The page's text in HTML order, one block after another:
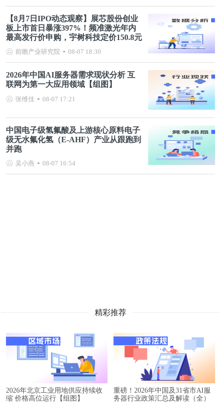
【8月7日IPO动态观察】展芯股份创业
板上市首日暴涨397%！频准激光年内
最高发行价申购，宇树科技定价150.8元
前瞻产业研究院 08-07 18:30
2026年中国AI服务器需求现状分析 互
联网为第一大应用领域【组图】
张维佳 08-07 17:21
中国电子级氢氟酸及上游核心原料电子
级无水氟化氢（E-AHF）产业从跟跑到
并跑
吴小燕 08-07 16:54
精彩推荐
2026年北京工业用地供应持续收
缩 价格高位运行【组图】
重磅！2026年中国及31省市AI服
务器行业政策汇总及解读（全）